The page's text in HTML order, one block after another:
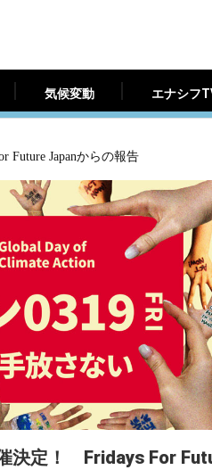
気候変動 エナシフ
Future Japanからの報告
決定！ Fridays For